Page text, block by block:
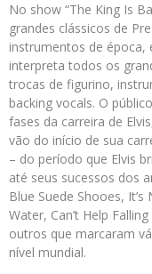
No show “The King Is
grandes clássicos de
instrumentos de época,
interpreta todos os
trocas de figurino,
backing vocals. O
fases da carreira de
vão do início de sua
– do período que Elvis
até seus sucessos dos
Blue Suede Shooes,
Water, Can’t Help
outros que marcaram
nível mundial.